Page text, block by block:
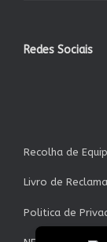
Redes Sociais
Recolha de
Livro de
Politica de